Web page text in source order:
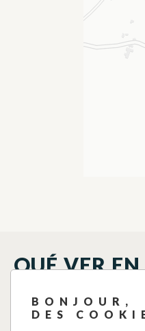
QUÉ VER
BONJOUR,
DES